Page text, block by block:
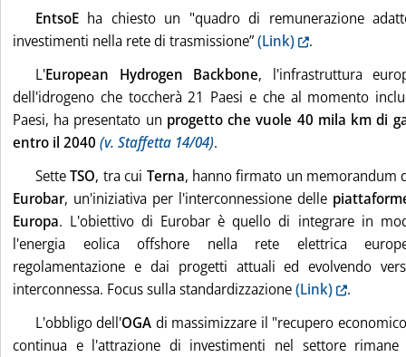
EntsoE ha chiesto un "quadro di remunerazione
investimenti nella rete di trasmissione”(Link)
.
L'European Hydrogen Backbone, l'infrastruttura
dell'idrogeno che toccherà 21 Paesi e che al momento
Paesi, ha presentato un progetto che vuole 40 mila km di
entro il 2040 (v. Staffetta 14/04).
SetteTSO, tra cui Terna, hanno firmato un memorandum
Eurobar, un'iniziativa per l'interconnessione delle
Europa. L'obiettivo di Eurobar è quello di integrare in
l'energia eolica offshore nella rete elettrica
regolamentazione e dai progetti attuali ed evolvendo
interconnessa. Focus sulla standardizzazione(Link)
.
L'obbligo dell'OGA di massimizzare il "recupero
continua e l'attrazione di investimenti nel settore